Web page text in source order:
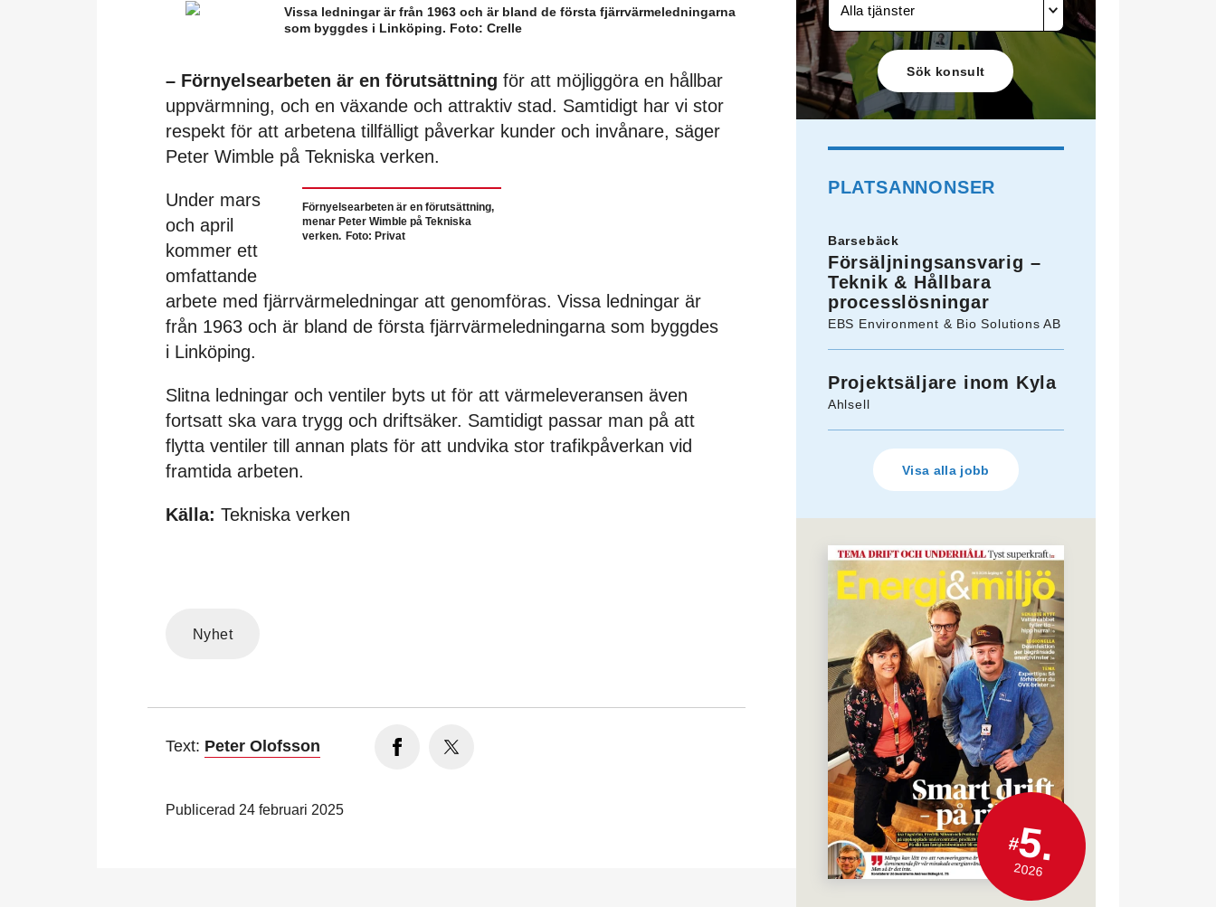
Vissa ledningar är från 1963 och är bland de första fjärrvärmeledningarna
som byggdes i Linköping. Foto: Crelle
– Förnyelsearbeten är en förutsättning för att möjliggöra en hållbar
uppvärmning, och en växande och attraktiv stad. Samtidigt har vi stor
respekt för att arbetena tillfälligt påverkar kunder och invånare, säger
Peter Wimble på Tekniska verken.
Förnyelsearbeten är en förutsättning,
menar Peter Wimble på Tekniska
verken. Foto: Privat
Under mars
och april
kommer ett
omfattande
arbete med fjärrvärmeledningar att genomföras. Vissa ledningar är
från 1963 och är bland de första fjärrvärmeledningarna som byggdes
i Linköping.
Slitna ledningar och ventiler byts ut för att värmeleveransen även
fortsatt ska vara trygg och driftsäker. Samtidigt passar man på att
flytta ventiler till annan plats för att undvika stor trafikpåverkan vid
framtida arbeten.
Källa: Tekniska verken
Nyhet
Text: Peter Olofsson
Publicerad 24 februari 2025
Alla tjänster
PLATSANNONSER
Barsebäck
Försäljningsansvarig –
Teknik & Hållbara
processlösningar
EBS Environment & Bio Solutions AB
Projektsäljare inom Kyla
Ahlsell
Visa alla jobb
#5.
2026